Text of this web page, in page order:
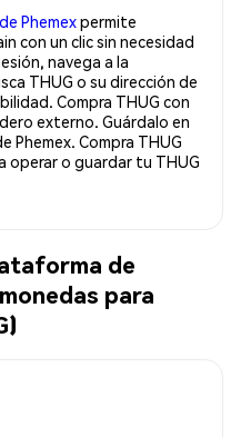
Phemexpermite
con un clic sin necesidad
navega a la
THUG o su dirección de
Compra THUG con
externo. Guárdalo en
Phemex. Compra THUG
operar o guardar tu THUG
de
para